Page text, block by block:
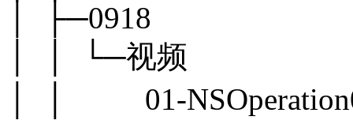
│ ├─0918
│ │ └─视频
│ │ 01-